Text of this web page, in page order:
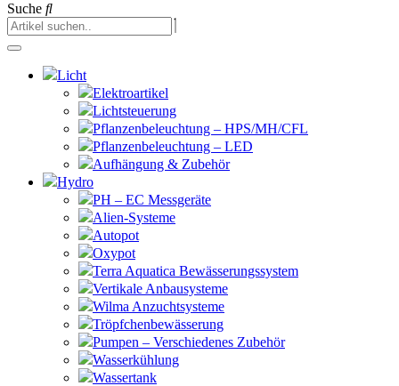
Suche
Licht
Elektroartikel
Lichtsteuerung
Pflanzenbeleuchtung – HPS/MH/CFL
Pflanzenbeleuchtung – LED
Aufhängung & Zubehör
Hydro
PH – EC Messgeräte
Alien-Systeme
Autopot
Oxypot
Terra Aquatica Bewässerungssystem
Vertikale Anbausysteme
Wilma Anzuchtsysteme
Tröpfchenbewässerung
Pumpen – Verschiedenes Zubehör
Wasserkühlung
Wassertank